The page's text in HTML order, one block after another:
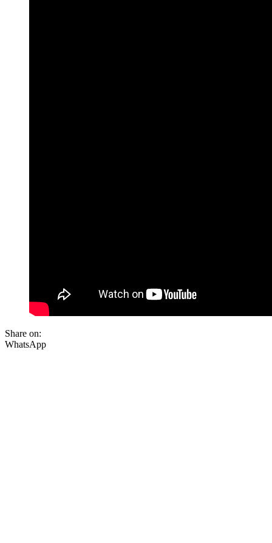
Share on:
WhatsApp